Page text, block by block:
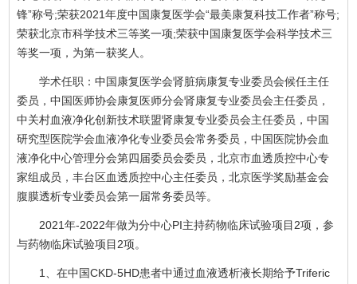
锋”称号;荣获2021年度中国康复医学会“最美康复科技工作者”称号;
荣获北京市科学技术三等奖一项;荣获中国康复医学会科学技术三
等奖一项，为第一获奖人。
学术任职：中国康复医学会肾脏病康复专业委员会候任主任
委员，中国医师协会康复医师分会肾康复专业委员会主任委员，
中关村血液净化创新技术联盟肾康复专业委员会主任委员，中国
研究型医院学会血液净化专业委员会常务委员，中国医院协会血
液净化中心管理分会第四届委员会委员，北京市血透质控中心专
家组成员，丰台区血透质控中心主任委员，北京医学奖励基金会
腹膜透析专业委员会第一届常务委员等。
2021年-2022年做为分中心PI主持药物临床试验项目2项，参
与药物临床试验项目2项。
1、在中国CKD-5HD患者中通过血液透析液长期给予Triferic